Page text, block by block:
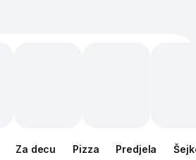
Za decu Pizza Predjela